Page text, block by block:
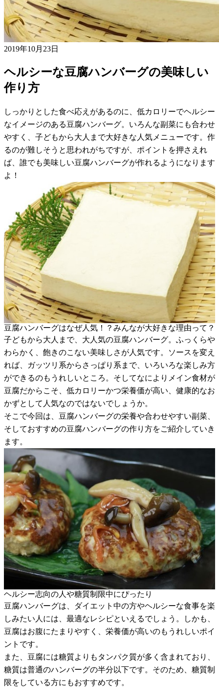
2019年10月23日
ヘルシーな豆腐ハンバーグの美味しい
作り方
しっかりとした食べ応えがあるのに、低カロリーでヘルシー
なイメージのある豆腐ハンバーグ。いろんな副菜にも合わせ
やすく、子どもから大人まで大好きな人気メニューです。作
るのが難しそうと思われがちですが、ポイントを押さえれ
ば、誰でも美味しい豆腐ハンバーグが作れるようになります
よ！
豆腐ハンバーグはなぜ人気！？みんなが大好きな理由って？
子どもから大人まで、大人気の豆腐ハンバーグ。ふっくらや
わらかく、飽きのこない美味しさが人気です。ソースを変え
れば、ガッツリ系からさっぱり系まで、いろいろな楽しみ方
ができるのもうれしいところ。そしてなによりメイン食材が
豆腐だからこそ、低カロリーかつ栄養価が高い、健康的なお
かずとして人気なのではないでしょうか。
そこで今回は、豆腐ハンバーグの栄養や合わせやすい副菜、
そしておすすめの豆腐ハンバーグの作り方をご紹介していき
ます。
ヘルシー志向の人や糖質制限中にぴったり
豆腐ハンバーグは、ダイエット中の方やヘルシーな食事を楽
しみたい人には、最適なレシピといえるでしょう。しかも、
豆腐はお腹にたまりやすく、栄養価が高いのもうれしいポイ
ントです。
また、豆腐には糖質よりもタンパク質が多く含まれており、
糖質は普通のハンバーグの半分以下です。そのため、糖質制
限をしている方にもおすすめです。